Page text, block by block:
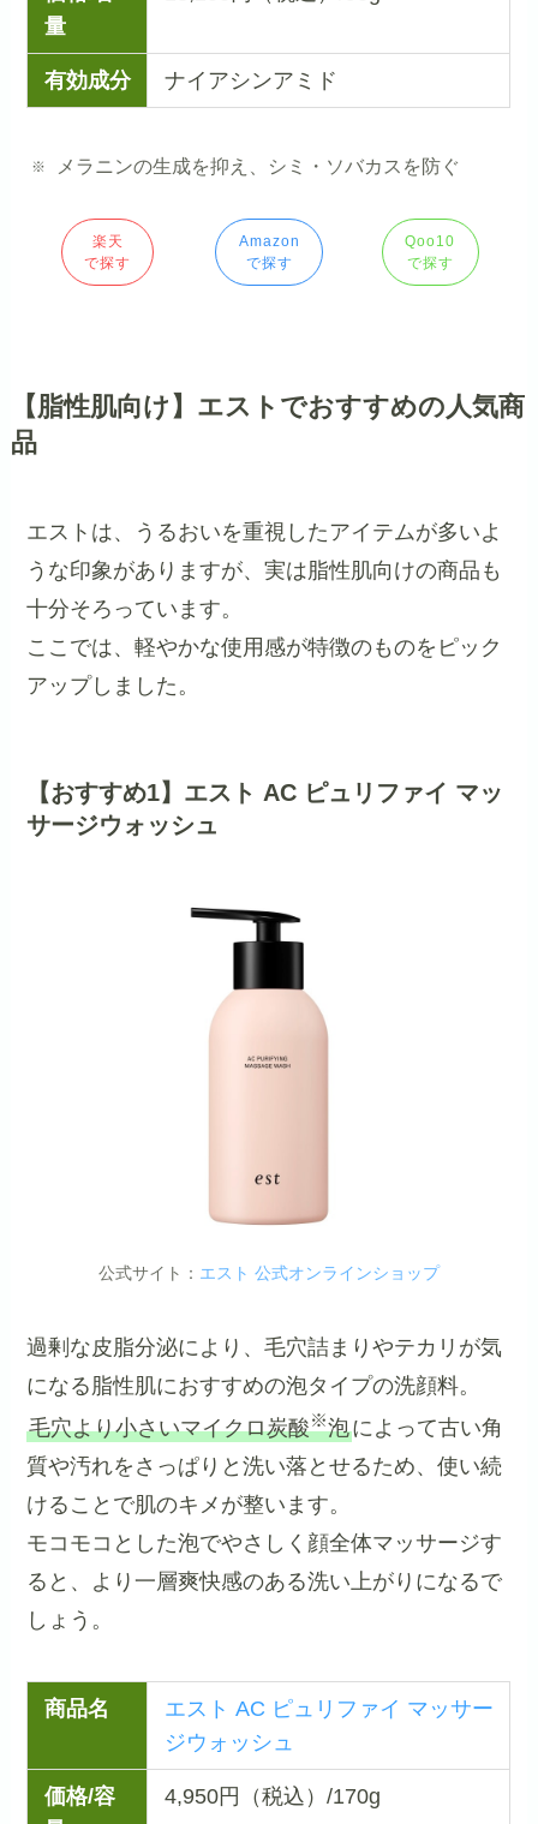
量
有効成分 ナイアシンアミド
メラニンの生成を抑え、シミ・ソバカスを防ぐ
楽天
で探す
Amazon
で探す
Qoo10
で探す
【脂性肌向け】エストでおすすめの人気商
品
エストは、うるおいを重視したアイテムが多いよ
うな印象がありますが、実は脂性肌向けの商品も
十分そろっています。
ここでは、軽やかな使用感が特徴のものをピック
アップしました。
【おすすめ1】エスト AC ピュリファイ マッ
サージウォッシュ
公式サイト： エスト 公式オンラインショップ
過剰な皮脂分泌により、毛穴詰まりやテカリが気
になる脂性肌におすすめの泡タイプの洗顔料。
毛穴より小さいマイクロ炭酸※泡によって古い角
質や汚れをさっぱりと洗い落とせるため、使い続
けることで肌のキメが整います。
モコモコとした泡でやさしく顔全体マッサージす
ると、より一層爽快感のある洗い上がりになるで
しょう。
商品名
エスト AC ピュリファイ マッサー
ジウォッシュ
価格/容
4,950円（税込）/170g